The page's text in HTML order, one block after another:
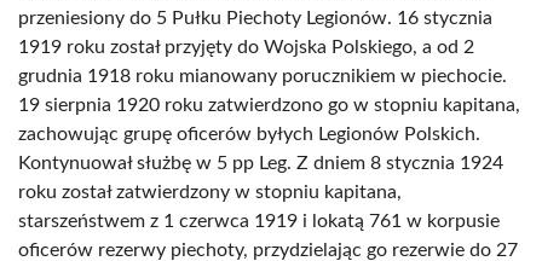
przeniesiony do 5 Pułku Piechoty Legionów. 16 stycznia
1919 roku został przyjęty do Wojska Polskiego, a od 2
grudnia 1918 roku mianowany porucznikiem w piechocie.
19 sierpnia 1920 roku zatwierdzono go w stopniu kapitana,
zachowując grupę oficerów byłych Legionów Polskich.
Kontynuował służbę w 5 pp Leg. Z dniem 8 stycznia 1924
roku został zatwierdzony w stopniu kapitana,
starszeństwem z 1 czerwca 1919 i lokatą 761 w korpusie
oficerów rezerwy piechoty, przydzielając go rezerwie do 27